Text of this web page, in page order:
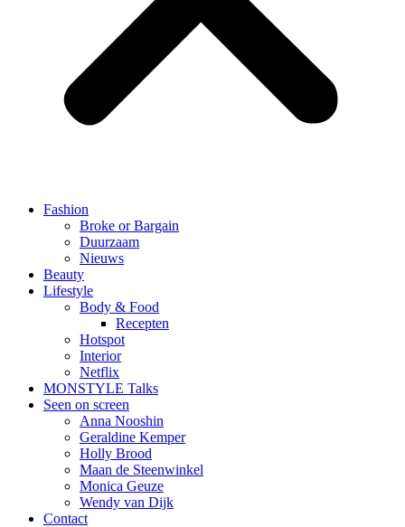
Fashion
Broke or Bargain
Duurzaam
Nieuws
Beauty
Lifestyle
Body & Food
Recepten
Hotspot
Interior
Netflix
MONSTYLE Talks
Seen on screen
Anna Nooshin
Geraldine Kemper
Holly Brood
Maan de Steenwinkel
Monica Geuze
Wendy van Dijk
Contact